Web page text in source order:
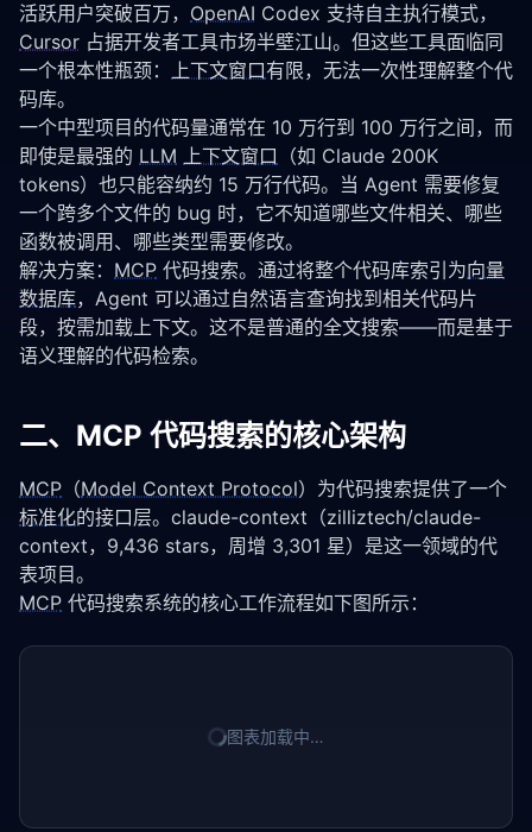
活跃用户突破百万， OpenAI Codex 支持自主执行模式，
Cursor 占据开发者工具市场半壁江山。但这些工具面临同
一个根本性瓶颈： 上下文窗口有限，无法一次性理解整个代
码库。
一个中型项目的代码量通常在 10 万行到 100 万行之间，而
即使是最强的 LLM 上下文窗口 （如 Claude 200K
tokens）也只能容纳约 15 万行代码。当 Agent 需要修复
一个跨多个文件的 bug 时，它不知道哪些文件相关、哪些
函数被调用、哪些类型需要修改。
解决方案： MCP 代码搜索。通过将整个代码库索引为向量
数据库，Agent 可以通过自然语言查询找到相关代码片
段，按需加载上下文。这不是普通的全文搜索——而是基于
语义理解的代码检索。
二、MCP 代码搜索的核心架构
MCP （Model Context Protocol）为代码搜索提供了一个
标准化的接口层。claude-context（zilliztech/claude-
context，9,436 stars，周增 3,301 星）是这一领域的代
表项目。
MCP 代码搜索系统的核心工作流程如下图所示：
图表加载中…